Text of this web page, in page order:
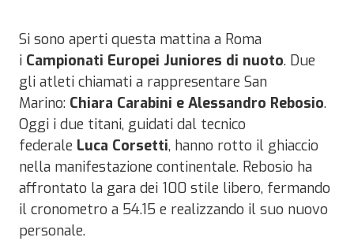
Si sono aperti questa mattina a Roma
i Campionati Europei Juniores di nuoto. Due
gli atleti chiamati a rappresentare San
Marino: Chiara Carabini e Alessandro Rebosio.
Oggi i due titani, guidati dal tecnico
federale Luca Corsetti, hanno rotto il ghiaccio
nella manifestazione continentale. Rebosio ha
affrontato la gara dei 100 stile libero, fermando
il cronometro a 54.15 e realizzando il suo nuovo
personale.